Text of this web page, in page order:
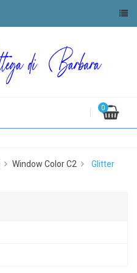
0
Window Color C2 Glitter